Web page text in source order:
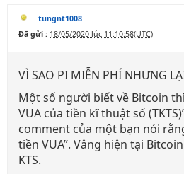
tungnt1008
Đã gửi : 18/05/2020 lúc 11:10:58(UTC)
VÌ SAO PI MIỄN PHÍ NHƯNG
Một số người biết về Bitcoin
VUA của tiền kĩ thuật số
comment của một bạn nói
tiền VUA”. Vâng hiện tại
KTS.